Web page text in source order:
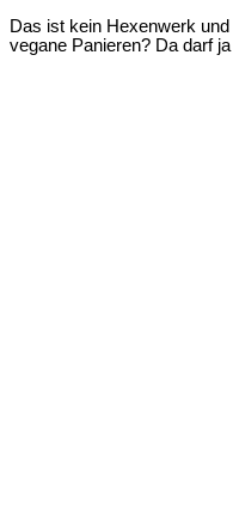
Das ist kein Hexenwerk
vegane Panieren? Da darf